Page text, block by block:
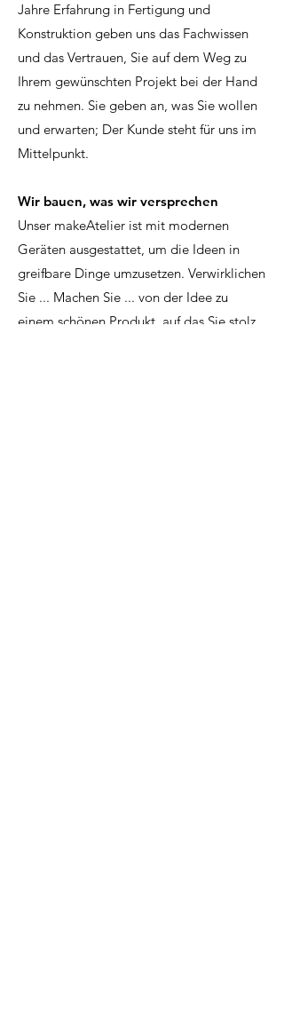
Jahre Erfahrung in Fertigung und
Konstruktion geben uns das Fachwissen
und das Vertrauen, Sie auf dem Weg zu
Ihrem gewünschten Projekt bei der Hand
zu nehmen. Sie geben an, was Sie wollen
und erwarten; Der Kunde steht für uns im
Mittelpunkt.
Wir bauen, was wir versprechen
Unser makeAtelier ist mit modernen
Geräten ausgestattet, um die Ideen in
greifbare Dinge umzusetzen. Verwirklichen
Sie ... Machen Sie ... von der Idee zu
einem schönen Produkt, auf das Sie stolz